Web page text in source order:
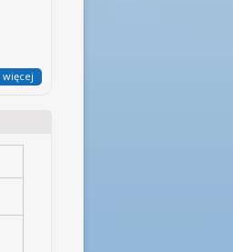
więcej